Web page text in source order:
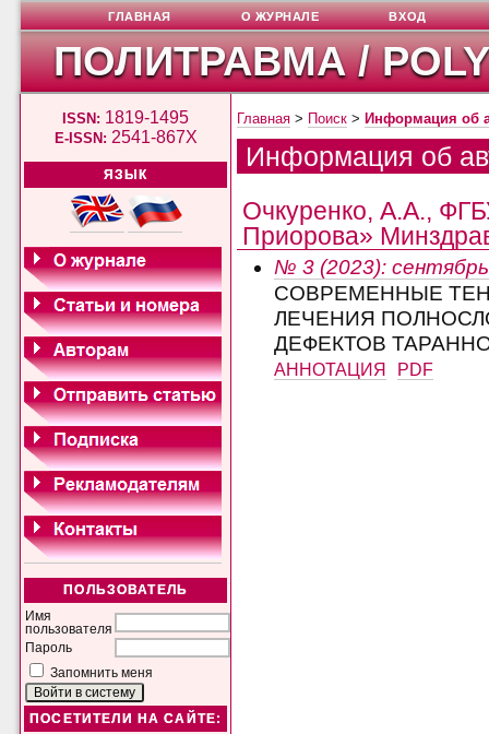
ПОЛИТРАВМА /
ISSN: 1819-1495
E-ISSN: 2541-867X
ЯЗЫК
ПОЛЬЗОВАТЕЛЬ
Имя
пользователя
Пароль
Запомнить меня
ПОСЕТИТЕЛИ НА САЙТЕ:
ГЛАВНАЯ О ЖУРНАЛЕ ВХОД
Главная > Поиск > Информация об
Информация об
Очкуренко, А.А.,
Приорова»
№ 3 (2023): сентябрь
СОВРЕМЕННЫЕ
ЛЕЧЕНИЯ
ДЕФЕКТОВ
АННОТАЦИЯ PDF